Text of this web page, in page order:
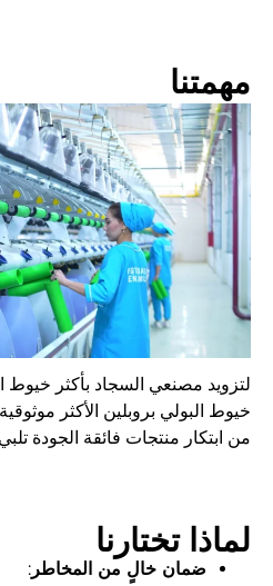
مهمتنا
لتزويد مصنعي السجاد بأكثر خيوط
خيوط البولي بروبلين الأكثر
من ابتكار منتجات فائقة الجودة
لماذا تختارنا
ضمان خالٍ من المخاطر :